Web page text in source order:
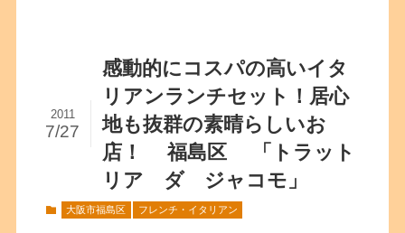
感動的にコスパの高いイタ
リアンランチセット！居心
地も抜群の素晴らしいお
店！ 福島区 「トラット
リア ダ ジャコモ」
2011
7/27
大阪市福島区 フレンチ・イタリアン